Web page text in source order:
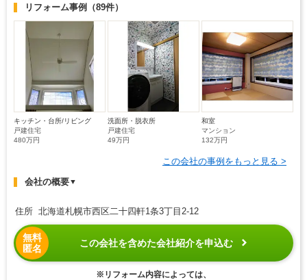
リフォーム事例 （89件）
キッチン・台所/リビング
戸建住宅
480万円
洗面所・脱衣所
戸建住宅
49万円
和室
マンション
132万円
この会社の事例をもっと見る >
会社の概要▼
住所 北海道札幌市西区二十四軒1条3丁目2-12
無料
匿名
この会社を含めた会社紹介を申込む
※リフォーム内容によっては、